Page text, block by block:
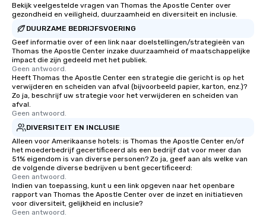
Bekijk veelgestelde vragen van Thomas the Apostle Center over
gezondheid en veiligheid, duurzaamheid en diversiteit en inclusie.
DUURZAME BEDRIJFSVOERING
Geef informatie over of een link naar doelstellingen/strategieën van
Thomas the Apostle Center inzake duurzaamheid of maatschappelijke
impact die zijn gedeeld met het publiek.
Geen antwoord.
Heeft Thomas the Apostle Center een strategie die gericht is op het
verwijderen en scheiden van afval (bijvoorbeeld papier, karton, enz.)?
Zo ja, beschrijf uw strategie voor het verwijderen en scheiden van
afval.
Geen antwoord.
DIVERSITEIT EN INCLUSIE
Alleen voor Amerikaanse hotels: is Thomas the Apostle Center en/of
het moederbedrijf gecertificeerd als een bedrijf dat voor meer dan
51% eigendom is van diverse personen? Zo ja, geef aan als welke van
de volgende diverse bedrijven u bent gecertificeerd:
Geen antwoord.
Indien van toepassing, kunt u een link opgeven naar het openbare
rapport van Thomas the Apostle Center over de inzet en initiatieven
voor diversiteit, gelijkheid en inclusie?
Geen antwoord.